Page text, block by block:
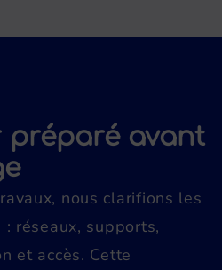
préparé avant
nous clarifions les
réseaux, supports,
et accès. Cette